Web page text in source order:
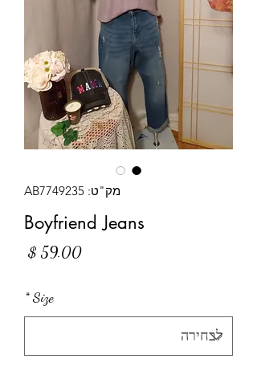
מק"ט: AB7749235
Boyfriend Jeans
Size
*